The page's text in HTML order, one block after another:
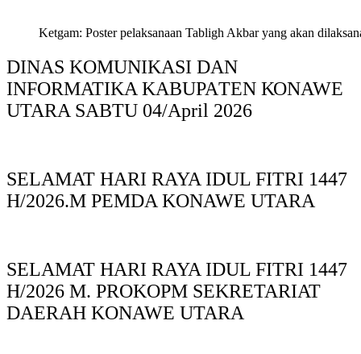
Ketgam: Poster pelaksanaan Tabligh Akbar yang akan
DINAS KOMUNIKASI DAN
INFORMATIKA KABUPAΤΕΝ ΚΟNAWE
UTARA SABTU 04/April 2026
SELAMAT HARI RAYA IDUL FITRI 1447
H/2026.M PEMDA KONAWE UTARA
SELAMAT HARI RAYA IDUL FITRI 1447
H/2026 M. PROKOPM SEKRETARIAT
DAERAH KONAWE UTARA